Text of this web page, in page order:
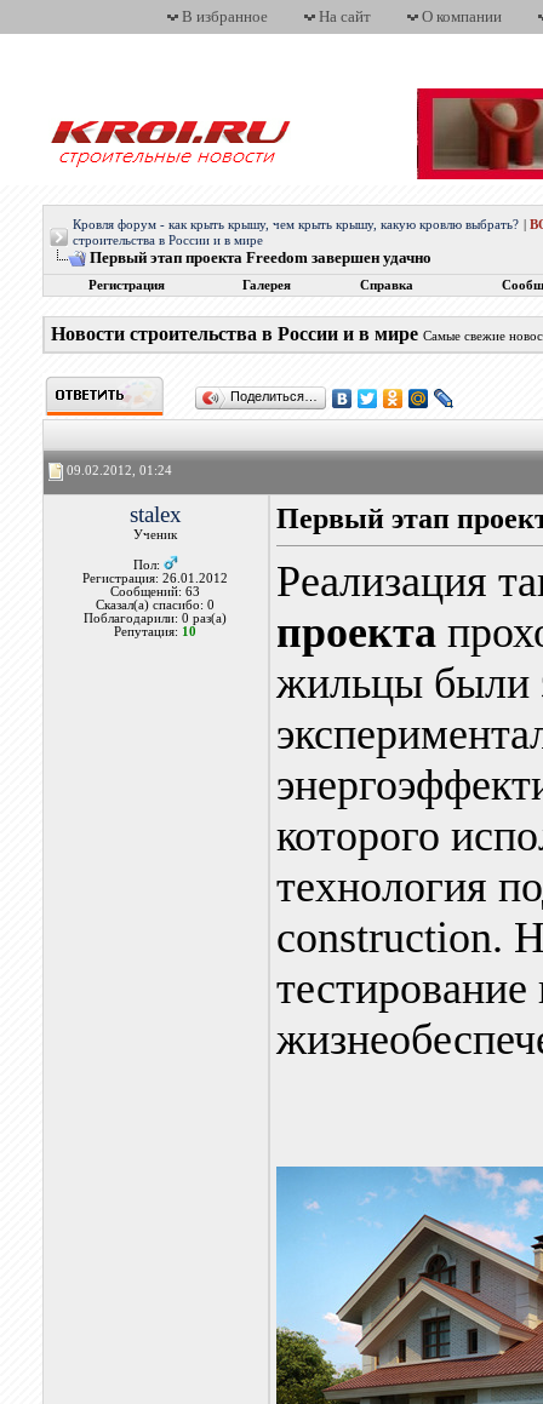
В избранное На сайт О компании
Кровля форум - как крыть крышу, чем крыть крышу, какую кровлю выбрать?
строительства в России и в мире
Первый этап проекта Freedom завершен удачно
Регистрация Галерея Справка
Новости строительства в России и в мире Самые свежие
Поделиться…
09.02.2012, 01:24
stalex
Ученик
Пол:
Регистрация: 26.01.2012
Сообщений: 63
Сказал(а) спасибо: 0
Поблагодарили: 0 раз(а)
Репутация: 10
Первый этап
Реализация
проекта
жильцы были
которого
технология
construction.
тестирование